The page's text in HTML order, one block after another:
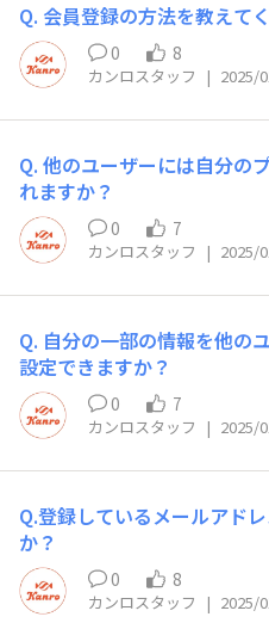
Q. 会員登録の方法を教えて
0 8
カンロスタッフ | 2025/
Q. 他のユーザーには自分の
れますか？
0 7
カンロスタッフ | 2025/
Q. 自分の一部の情報を他の
設定できますか？
0 7
カンロスタッフ | 2025/
Q.登録しているメールアド
か？
0 8
カンロスタッフ | 2025/